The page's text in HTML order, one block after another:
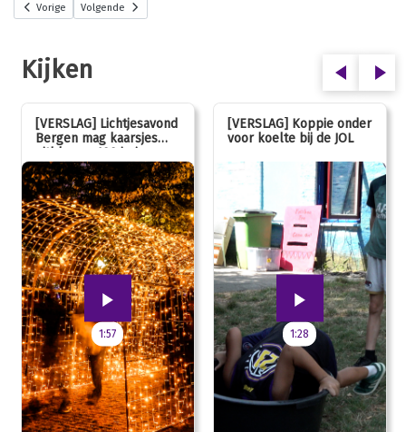
Vorige Volgende
Kijken
[VERSLAG] Lichtjesavond
Bergen mag kaarsjes
uitblazen: 100 jarig
jubileum!
1:57
[VERSLAG] Koppie onder
voor koelte bij de JOL
1:28